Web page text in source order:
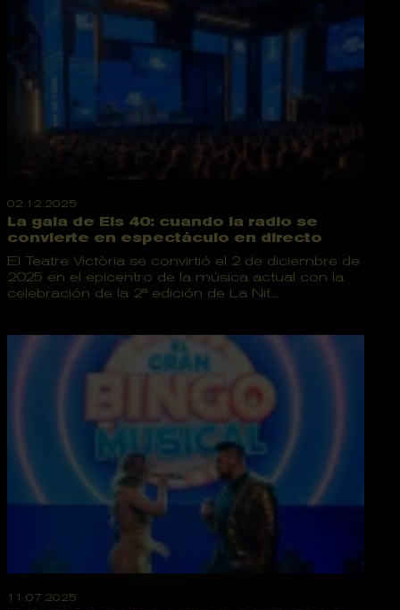
02.12.2025
La gala de Els 40: cuando la radio se
convierte en espectáculo en directo
El Teatre Victòria se convirtió el 2 de diciembre de
2025 en el epicentro de la música actual con la
celebración de la 2ª edición de La Nit...
11.07.2025